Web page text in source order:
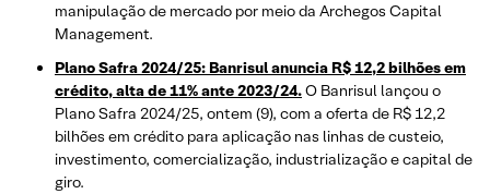
manipulação de mercado por meio da Archegos Capital
Management.
Plano Safra 2024/25: Banrisul anuncia R$ 12,2 bilhões em
crédito, alta de 11% ante 2023/24.O Banrisul lançou o
Plano Safra 2024/25, ontem (9), com a oferta de R$ 12,2
bilhões em crédito para aplicação nas linhas de custeio,
investimento, comercialização, industrialização e capital de
giro.